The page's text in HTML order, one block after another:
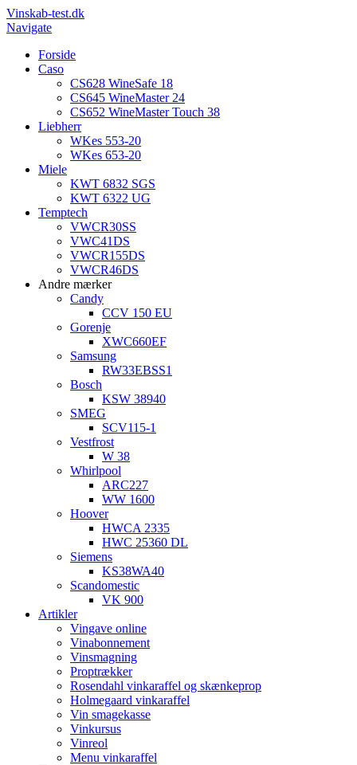
Vinskab-test.dk
Navigate
Forside
Caso
CS628 WineSafe 18
CS645 WineMaster 24
CS652 WineMaster Touch 38
Liebherr
WKes 553-20
WKes 653-20
Miele
KWT 6832 SGS
KWT 6322 UG
Temptech
VWCR30SS
VWC41DS
VWCR155DS
VWCR46DS
Andre mærker
Candy
CCV 150 EU
Gorenje
XWC660EF
Samsung
RW33EBSS1
Bosch
KSW 38940
SMEG
SCV115-1
Vestfrost
W 38
Whirlpool
ARC227
WW 1600
Hoover
HWCA 2335
HWC 25360 DL
Siemens
KS38WA40
Scandomestic
VK 900
Artikler
Vingave online
Vinabonnement
Vinsmagning
Proptrækker
Rosendahl vinkaraffel og skænkeprop
Holmegaard vinkaraffel
Vin smagekasse
Vinkursus
Vinreol
Menu vinkaraffel